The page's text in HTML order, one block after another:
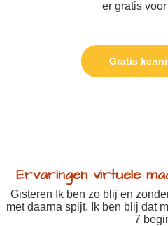
er gratis
Gratis
Ervaringen virtuele
Gisteren Ik ben zo blij en
met daarna spijt. Ik ben blij dat
7